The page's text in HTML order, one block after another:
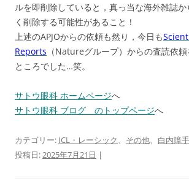
ルを即削除していると，真っ当な海外雑誌か
く削除する可能性があること！
上述のAPJOからの依頼も然り，今日も
Reports （Natureグループ）からの査読依
ところでした…笑。
サトウ眼科 ホームページへ
サトウ眼科 ブログ のトップページへ
カテゴリー: ICL・レーシック、 その他、 白内障
投稿日:2025年7月21日 |